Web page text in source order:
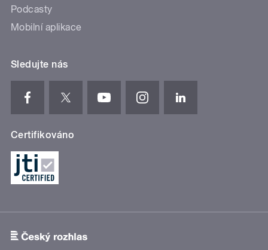
Podcasty
Mobilní aplikace
Sledujte nás
Certifikováno